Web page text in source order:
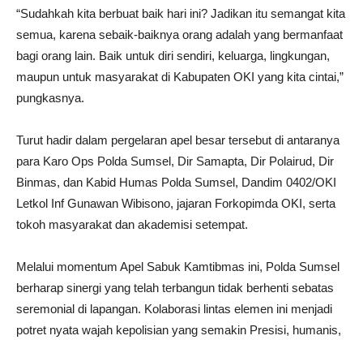
“Sudahkah kita berbuat baik hari ini? Jadikan itu semangat kita
semua, karena sebaik-baiknya orang adalah yang bermanfaat
bagi orang lain. Baik untuk diri sendiri, keluarga, lingkungan,
maupun untuk masyarakat di Kabupaten OKI yang kita cintai,”
pungkasnya.
Turut hadir dalam pergelaran apel besar tersebut di antaranya
para Karo Ops Polda Sumsel, Dir Samapta, Dir Polairud, Dir
Binmas, dan Kabid Humas Polda Sumsel, Dandim 0402/OKI
Letkol Inf Gunawan Wibisono, jajaran Forkopimda OKI, serta
tokoh masyarakat dan akademisi setempat.
Melalui momentum Apel Sabuk Kamtibmas ini, Polda Sumsel
berharap sinergi yang telah terbangun tidak berhenti sebatas
seremonial di lapangan. Kolaborasi lintas elemen ini menjadi
potret nyata wajah kepolisian yang semakin Presisi, humanis,